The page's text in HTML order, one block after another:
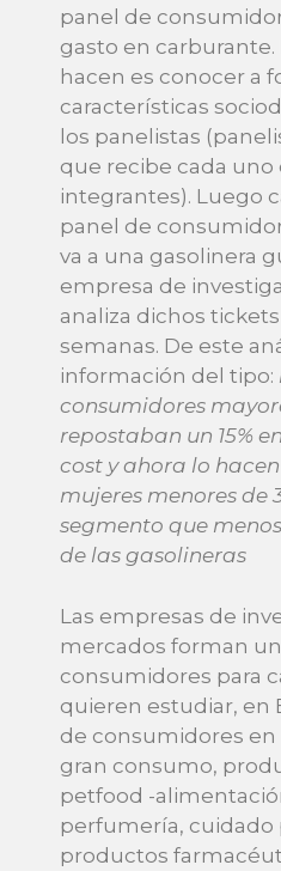
panel de
gasto en
hacen es conocer a
características
los panelistas
que recibe cada uno
integrantes). Luego
panel de
va a una gasolinera
empresa de
analiza dichos
semanas. De este
información del tipo:
consumidores
repostaban un 15%
cost y ahora lo hacen
mujeres menores de
segmento que
de las gasolineras
Las empresas de
mercados forman
consumidores para
quieren estudiar, en
de consumidores en
gran consumo,
petfood -
perfumería, cuidado
productos